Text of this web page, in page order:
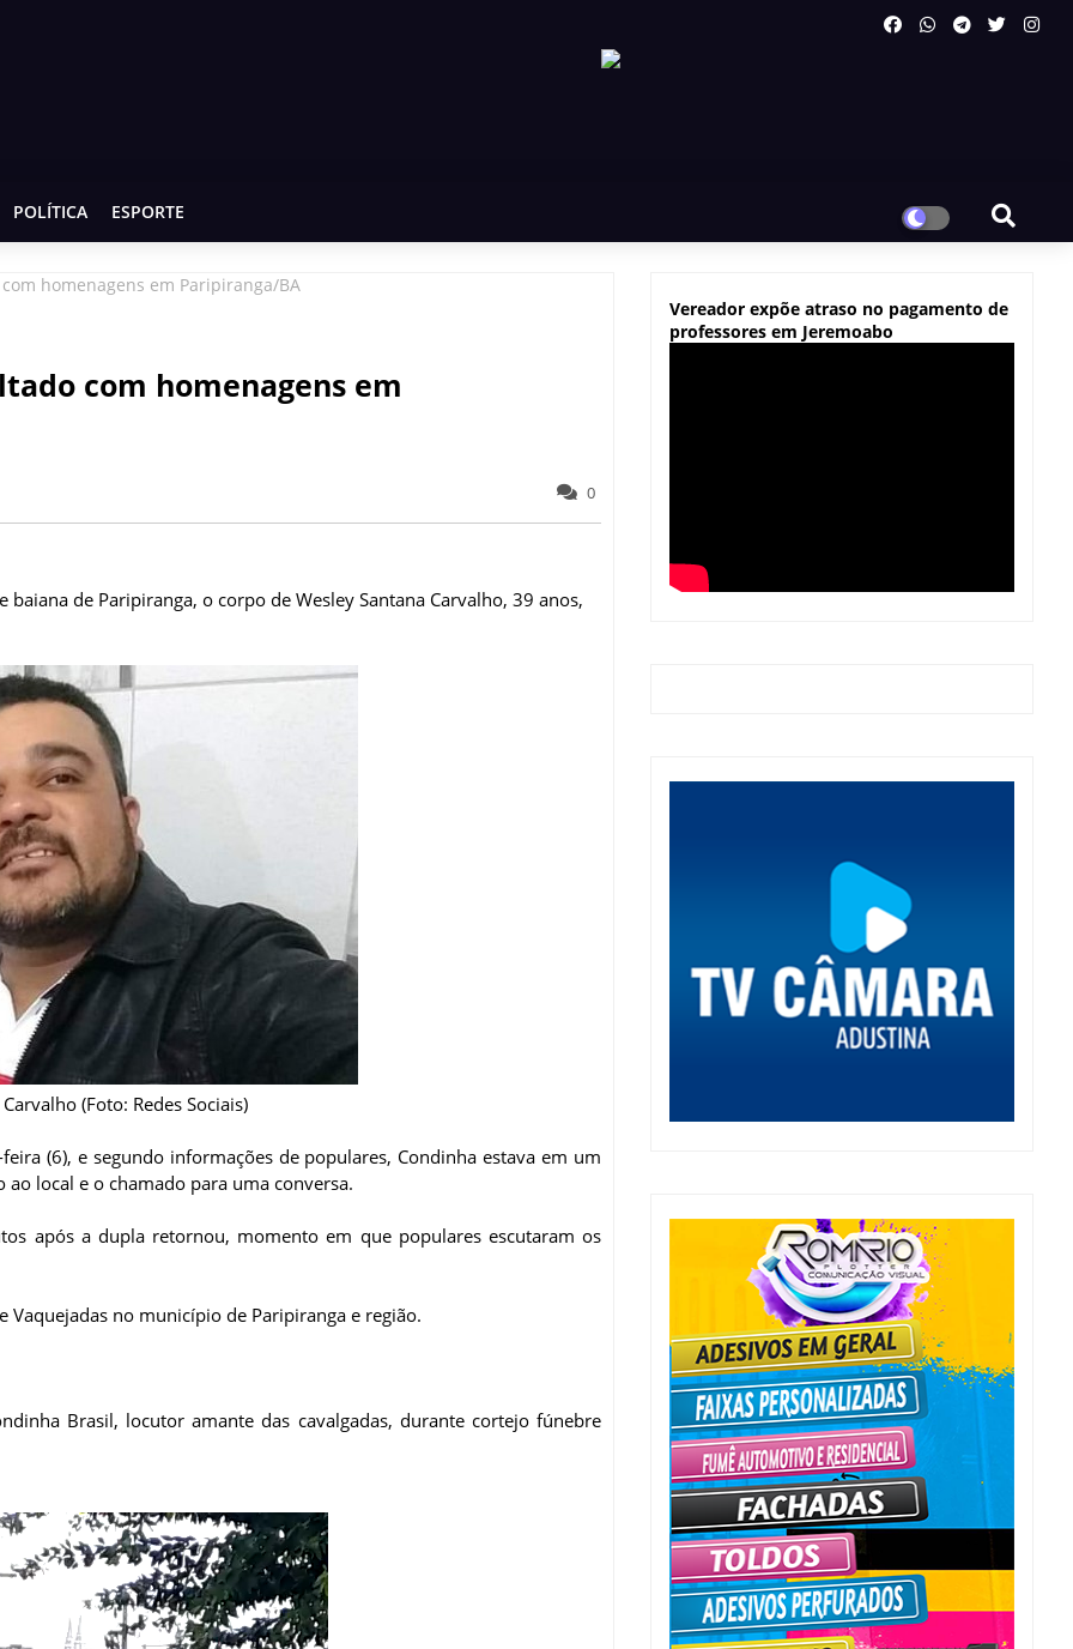
POLÍTICA ESPORTE
homenagens em Paripiranga/BA
com homenagens em
0
de Paripiranga, o corpo de Wesley Santana Carvalho, 39 anos,
(Foto: Redes Sociais)
(6), e segundo informações de populares, Condinha estava em um
local e o chamado para uma conversa.
após a dupla retornou, momento em que populares escutaram os
no município de Paripiranga e região.
Brasil, locutor amante das cavalgadas, durante cortejo fúnebre
Vereador expõe atraso no pagamento de
professores em Jeremoabo